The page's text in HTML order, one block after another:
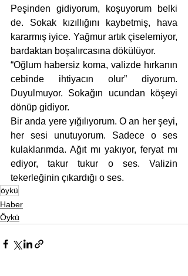
Peşinden gidiyorum, koşuyorum belki
de. Sokak kızıllığını kaybetmiş, hava
kararmış iyice. Yağmur artık çiselemiyor,
bardaktan boşalırcasına dökülüyor.
“Oğlum habersiz koma, valizde hırkanın
cebinde ihtiyacın olur” diyorum.
Duyulmuyor. Sokağın ucundan köşeyi
dönüp gidiyor.
Bir anda yere yığılıyorum. O an her şeyi,
her sesi unutuyorum. Sadece o ses
kulaklarımda. Ağıt mı yakıyor, feryat mı
ediyor, takur tukur o ses. Valizin
tekerleğinin çıkardığı o ses.
öykü
Haber
Öykü